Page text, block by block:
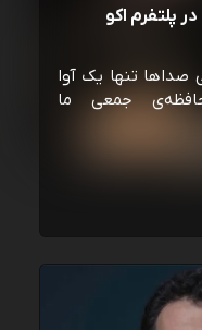
پلتفرم اکو
صداها تنها یک آوا
جمعی ما